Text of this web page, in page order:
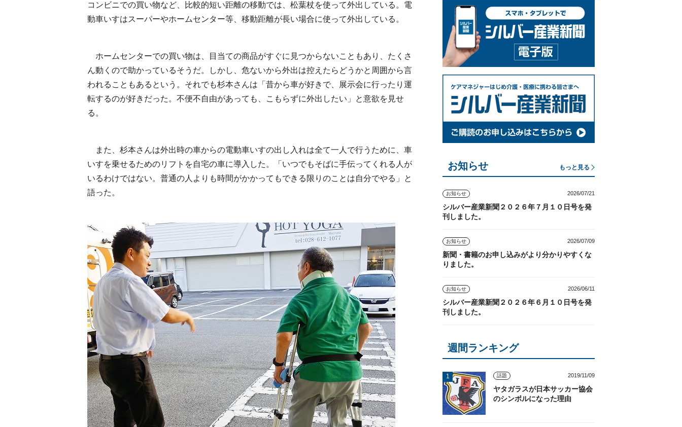
コンビニでの買い物など、比較的短い距離の移動では、松葉杖を使って外出している。電
動車いすはスーパーやホームセンター等、移動距離が長い場合に使って外出している。
ホームセンターでの買い物は、目当ての商品がすぐに見つからないこともあり、たくさ
ん動くので助かっているそうだ。しかし、危ないから外出は控えたらどうかと周囲から言
われることもあるという。それでも杉本さんは「昔から車が好きで、展示会に行ったり運
転するのが好きだった。不便不自由があっても、こもらずに外出したい」と意欲を見せ
る。
また、杉本さんは外出時の車からの電動車いすの出し入れは全て一人で行うために、車
いすを乗せるためのリフトを自宅の車に導入した。「いつでもそばに手伝ってくれる人が
いるわけではない。普通の人よりも時間がかかってもできる限りのことは自分でやる」と
語った。
お知らせ もっと見る
お知らせ 2026/07/21
シルバー産業新聞２０２６年７月１０日号を発
刊しました。
お知らせ 2026/07/09
新聞・書籍のお申し込みがより分かりやすくな
りました。
お知らせ 2026/06/11
シルバー産業新聞２０２６年６月１０日号を発
刊しました。
週間ランキング
話題 2019/11/09
ヤタガラスが日本サッカー協会
のシンボルになった理由